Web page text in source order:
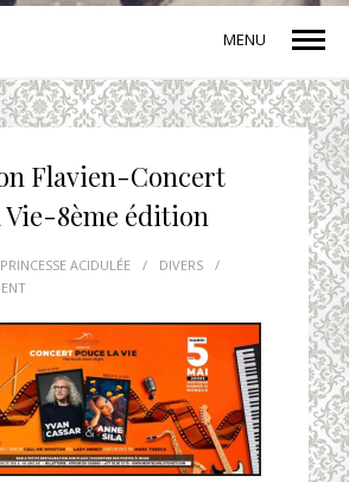
MENU
Flavien-Concert
Vie-8ème édition
PRINCESSE ACIDULÉE / DIVERS
/